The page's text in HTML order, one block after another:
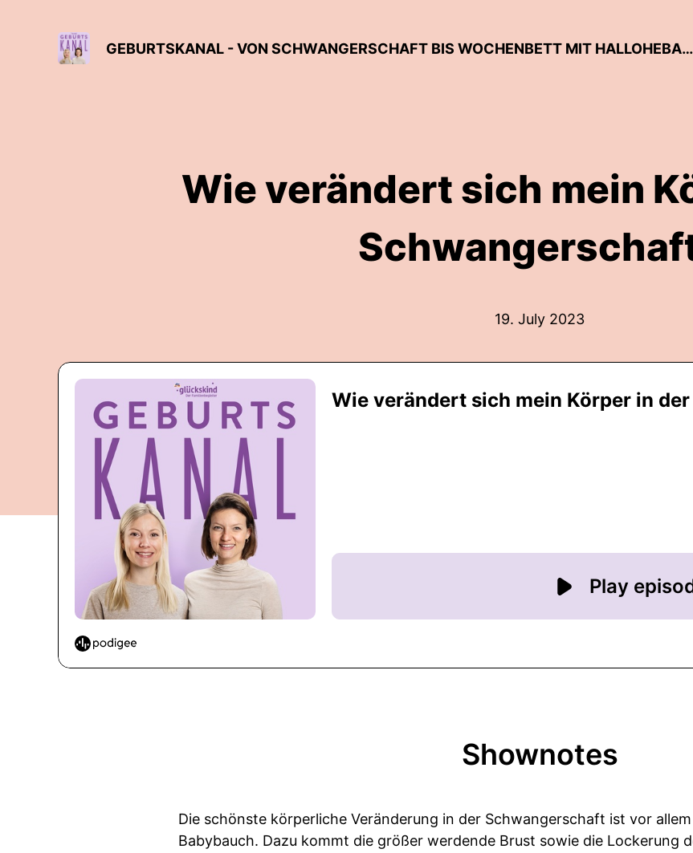
GEBURTSKANAL - VON SCHWANGERSCHAFT BIS WOCHENBETT MIT HALLOHEBAMME
Wie verändert sich mein
19. July 2023
Shownotes
Die schönste körperliche Veränderung in der Schwangerschaft ist vor
Babybauch. Dazu kommt die größer werdende Brust sowie die Lockerung